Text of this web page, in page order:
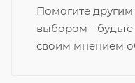
Помогите другим
выбором -
своим мнением